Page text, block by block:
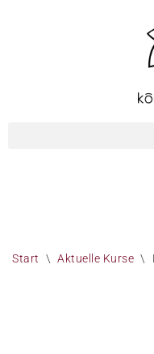
Start \ Aktuelle Kurse \